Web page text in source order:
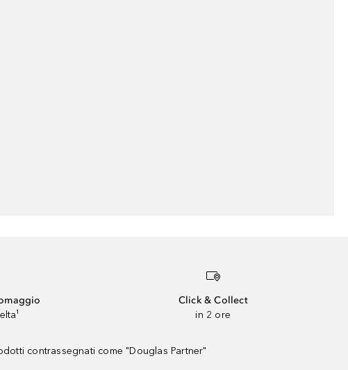
Click & Collect
in 2 ore
contrassegnati come "Douglas Partner"